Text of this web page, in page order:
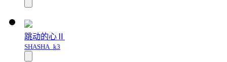
跳动的心Ⅱ
SHASHA_k3